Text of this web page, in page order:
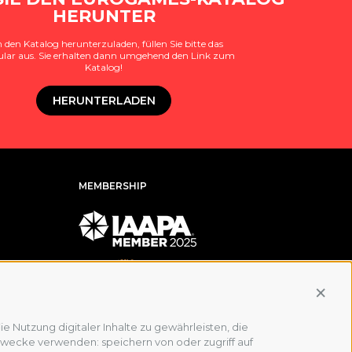
Nutzung digitaler Inhalte zu gewährleisten, die
verwenden: speichern von oder zugriff auf
HERUNTER
den Katalog herunterzuladen, füllen Sie bitte das
aus. Sie erhalten dann umgehend den Link zum
Katalog!
HERUNTERLADEN
MEMBERSHIP